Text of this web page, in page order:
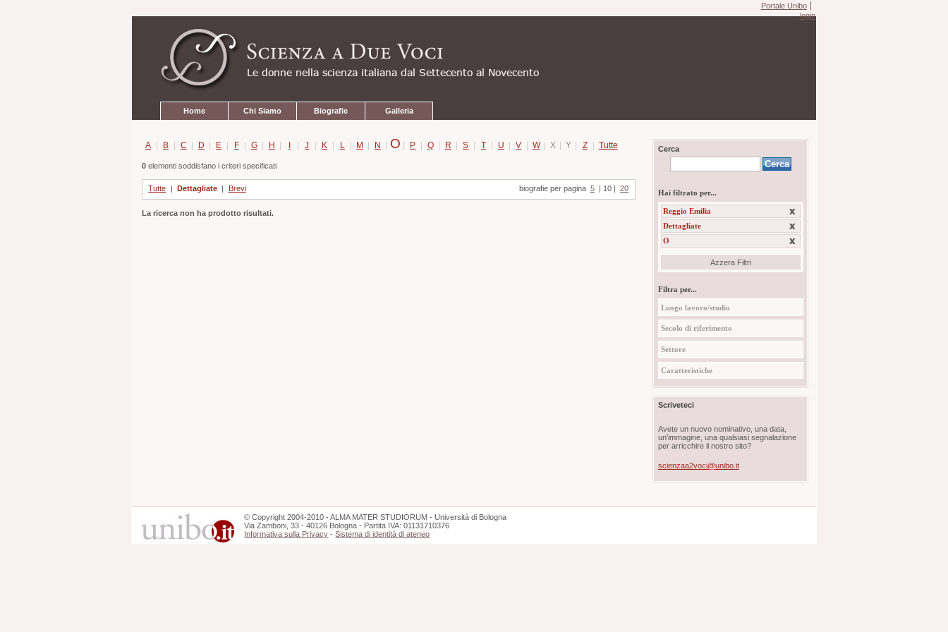
contenuti.
navigazione
Portale Unibo
login
Home Chi Siamo Biografie Galleria
A | B | C | D | E | F | G | H | I | J | K | L | M | N | O | P | Q | R | S | T | U | V | W | X | Y | Z | Tutte
0elementi soddisfano i criteri specificati
Tutte Dettagliate Brevi biografie per pagina 5 10 20
La ricerca non ha prodotto risultati.
Cerca
Hai filtrato per...
Reggio Emilia
Dettagliate
O
Azzera Filtri
Filtra per...
Luogo lavoro/studio
Secolo di riferimento
Settore
Caratteristiche
Scriveteci
Avete un nuovo nominativo, una data,
un'immagine, una qualsiasi segnalazione
per arricchire il nostro sito?
scienzaa2voci@unibo.it
©Copyright 2004-2010 - ALMA MATER STUDIORUM - Università di Bologna
Via Zamboni, 33 - 40126 Bologna - Partita IVA: 01131710376
Informativa sulla Privacy -Sistema di identità di ateneo